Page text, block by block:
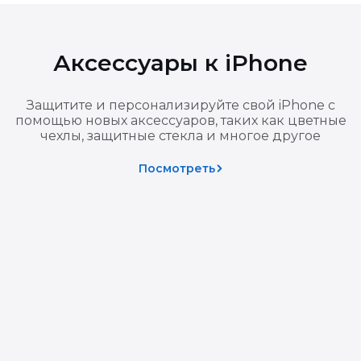
подтвердить наличие и характер недостатка.
возникла по вине покупателя (удар, влага, постороннее
Защитите и персонализируйте свой iPhone с
помощью новых аксессуаров, таких как цветные
чехлы, защитные стекла и многое другое
Аксессуары к iPhone
Посмотреть